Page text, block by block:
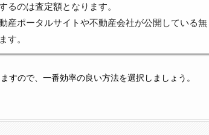
るのは査定額となります。
産ポータルサイトや不動産会社が公開している無
す。
すので、一番効率の良い方法を選択しましょう。